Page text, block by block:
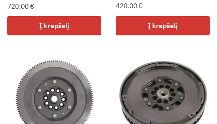
720.00€
Į krepšelį
420.00€
Į krepšelį